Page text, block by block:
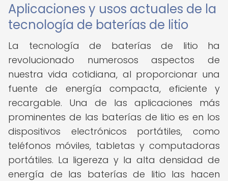
Aplicaciones y usos actuales de la
tecnología de baterías de litio
La tecnología de baterías de litio ha
revolucionado numerosos aspectos de
nuestra vida cotidiana, al proporcionar una
fuente de energía compacta, eficiente y
recargable. Una de las aplicaciones más
prominentes de las baterías de litio es en los
dispositivos electrónicos portátiles, como
teléfonos móviles, tabletas y computadoras
portátiles. La ligereza y la alta densidad de
energía de las baterías de litio las hacen